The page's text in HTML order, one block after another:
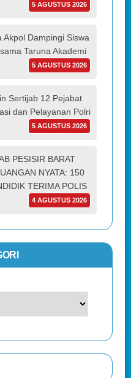
5 AGUSTUS 2026
Akpol Dampingi Siswa
Taruna Akademi
5 AGUSTUS 2026
Sertijab 12 Pejabat
dan Pelayanan Polri
5 AGUSTUS 2026
PESISIR BARAT
NYATA: 150
TERIMA POLIS
4 AGUSTUS 2026